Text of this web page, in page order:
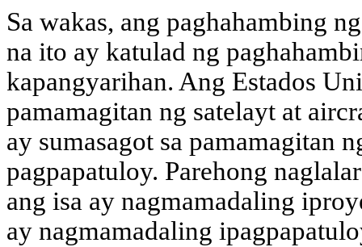
Sa wakas, ang paghahambing
na ito ay katulad ng
kapangyarihan. Ang Estados
pamamagitan ng satelayt at
ay sumasagot sa pamamagitan
pagpapatuloy. Parehong
ang isa ay nagmamadaling
ay nagmamadaling